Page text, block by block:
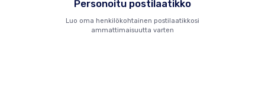
Personoitu postilaatikko
Luo oma henkilökohtainen postilaatikkosi
ammattimaisuutta varten